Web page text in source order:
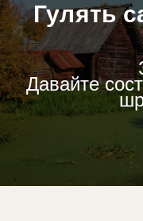
Гулять
Давайте